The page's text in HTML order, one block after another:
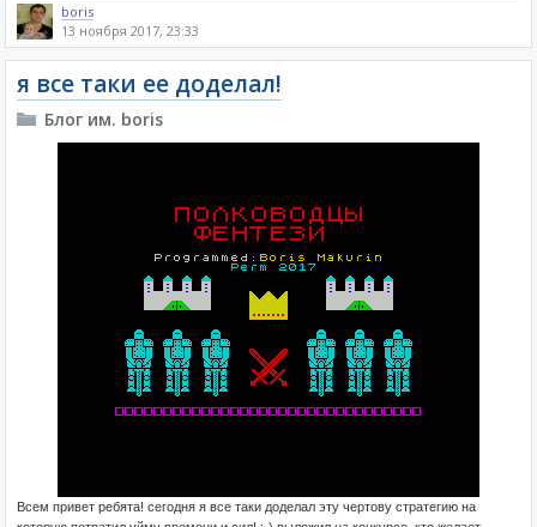
boris
13 ноября 2017, 23:33
я все таки ее доделал!
Блог им. boris
Всем привет ребята! сегодня я все таки доделал эту чертову стратегию на